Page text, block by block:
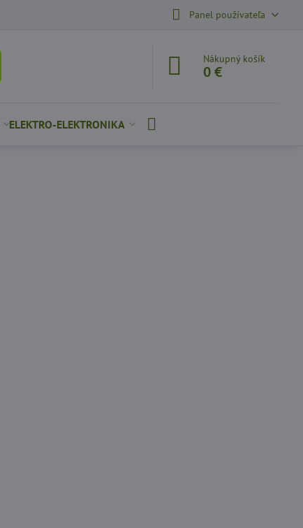
Panel používateľa
Nákupný košík
0 €
ELEKTRO-ELEKTRONIKA